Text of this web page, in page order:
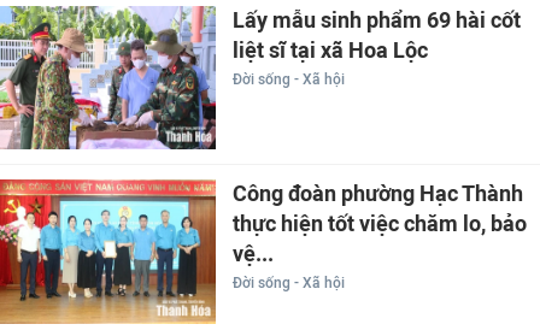
Lấy mẫu sinh phẩm 69 hài cốt
liệt sĩ tại xã Hoa Lộc
Đời sống - Xã hội
Công đoàn phường Hạc Thành
thực hiện tốt việc chăm lo, bảo
vệ...
Đời sống - Xã hội